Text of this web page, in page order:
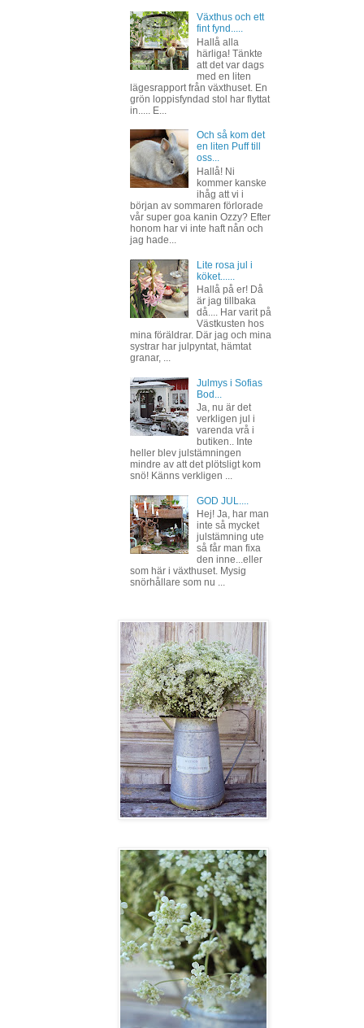
Växthus och ett
fint fynd.....
Hallå alla
härliga! Tänkte
att det var dags
med en liten
lägesrapport från växthuset. En
grön loppisfyndad stol har flyttat
in..... E...
Och så kom det
en liten Puff till
oss...
Hallå! Ni
kommer kanske
ihåg att vi i
början av sommaren förlorade
vår super goa kanin Ozzy? Efter
honom har vi inte haft nån och
jag hade...
Lite rosa jul i
köket......
Hallå på er! Då
är jag tillbaka
då.... Har varit på
Västkusten hos
mina föräldrar. Där jag och mina
systrar har julpyntat, hämtat
granar, ...
Julmys i Sofias
Bod...
Ja, nu är det
verkligen jul i
varenda vrå i
butiken.. Inte
heller blev julstämningen
mindre av att det plötsligt kom
snö! Känns verkligen ...
GOD JUL....
Hej! Ja, har man
inte så mycket
julstämning ute
så får man fixa
den inne...eller
som här i växthuset. Mysig
snörhållare som nu ...